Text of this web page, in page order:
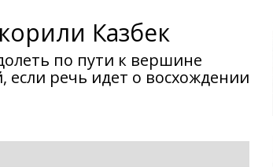
Казбек
по пути к вершине
если речь идет о восхождении